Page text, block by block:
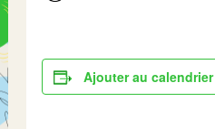
Ajouter au calendrier